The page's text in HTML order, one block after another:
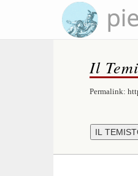
Il
Permalink: